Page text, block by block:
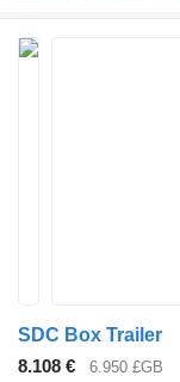
SDC Box Trailer
8.108 €
6.950 £GB